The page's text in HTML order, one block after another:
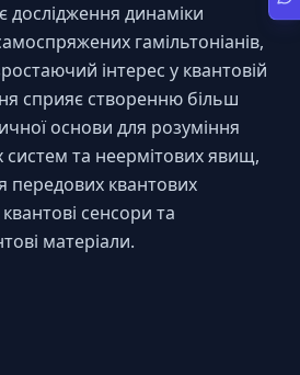
дослідження динаміки
гамільтоніанів,
інтерес у квантовій
сприяє створенню більш
основи для розуміння
систем та неермітових явищ,
передових квантових
сенсори та
матеріали.